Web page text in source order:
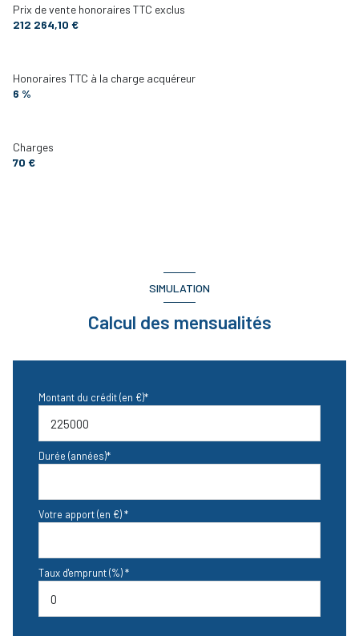
Prix de vente honoraires TTC exclus
212 264,10 €
Honoraires TTC à la charge acquéreur
6 %
Charges
70 €
SIMULATION
Calcul des mensualités
Montant du crédit (en €)*
Durée (années)*
Votre apport (en €) *
Taux d'emprunt (%) *